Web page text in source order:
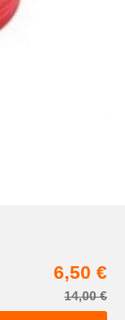
6,50 €
14,00 €